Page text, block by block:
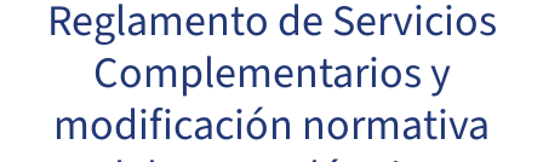
Reglamento de Servicios
Complementarios y
modificación normativa